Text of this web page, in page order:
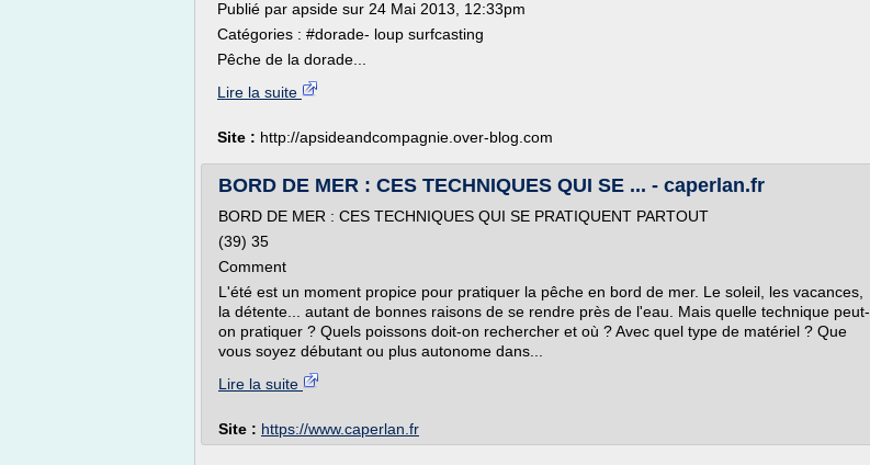
Publié par apside sur 24 Mai 2013, 12:33pm
Catégories : #dorade- loup surfcasting
Pêche de la dorade...
Lire la suite
Site : http://apsideandcompagnie.over-blog.com
BORD DE MER : CES TECHNIQUES QUI SE ... - caperlan.fr
BORD DE MER : CES TECHNIQUES QUI SE PRATIQUENT PARTOUT
(39) 35
Comment
L'été est un moment propice pour pratiquer la pêche en bord de mer. Le soleil, les vacances,
la détente... autant de bonnes raisons de se rendre près de l'eau. Mais quelle technique peut-
on pratiquer ? Quels poissons doit-on rechercher et où ? Avec quel type de matériel ? Que
vous soyez débutant ou plus autonome dans...
Lire la suite
Site : https://www.caperlan.fr